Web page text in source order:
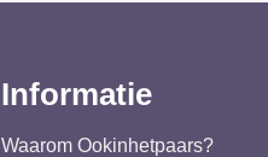
Informatie
Waarom Ookinhetpaars?